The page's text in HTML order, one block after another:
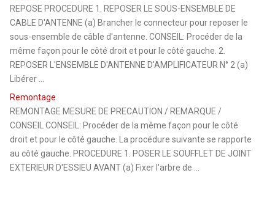
REPOSE PROCEDURE 1. REPOSER LE SOUS-ENSEMBLE DE
CABLE D'ANTENNE (a) Brancher le connecteur pour reposer le
sous-ensemble de câble d'antenne. CONSEIL: Procéder de la
même façon pour le côté droit et pour le côté gauche. 2.
REPOSER L'ENSEMBLE D'ANTENNE D'AMPLIFICATEUR N° 2 (a)
Libérer ...
Remontage
REMONTAGE MESURE DE PRECAUTION / REMARQUE /
CONSEIL CONSEIL: Procéder de la même façon pour le côté
droit et pour le côté gauche. La procédure suivante se rapporte
au côté gauche. PROCEDURE 1. POSER LE SOUFFLET DE JOINT
EXTERIEUR D'ESSIEU AVANT (a) Fixer l'arbre de ...